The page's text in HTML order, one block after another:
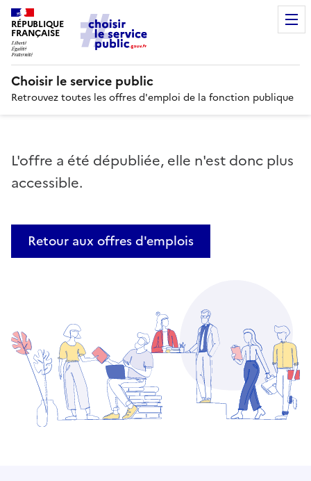
RÉPUBLIQUE
FRANÇAISE
Choisir le service public
Retrouvez toutes les offres d'emploi de la fonction publique
L'offre a été dépubliée, elle n'est donc plus
accessible.
Retour aux offres d'emplois